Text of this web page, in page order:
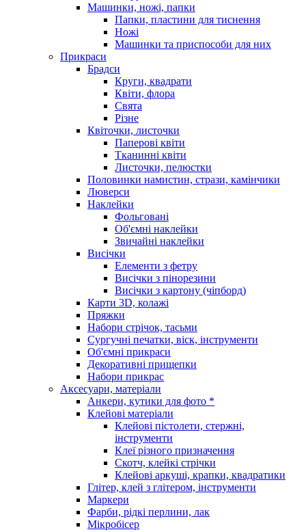
Машинки, ножі, папки
Папки, пластини для тиснення
Ножі
Машинки та приспособи для них
Прикраси
Брадси
Круги, квадрати
Квіти, флора
Свята
Різне
Квіточки, листочки
Паперові квіти
Тканинні квіти
Листочки, пелюстки
Половинки намистин, стрази, камінчики
Люверси
Наклейки
Фольговані
Об'ємні наклейки
Звичайні наклейки
Висічки
Елементи з фетру
Висічки з пінорезини
Висічки з картону (чіпборд)
Карти 3D, колажі
Пряжки
Набори стрічок, тасьми
Сургучні печатки, віск, інструменти
Об'ємні прикраси
Декоративні прищепки
Набори прикрас
Аксесуари, матеріали
Анкери, кутики для фото *
Клейові матеріали
Клейові пістолети, стержні,
інструменти
Клеї різного призначення
Скотч, клейкі стрічки
Клейові аркуші, крапки, квадратики
Глітер, клей з глітером, інструменти
Маркери
Фарби, рідкі перлини, лак
Мікробісер